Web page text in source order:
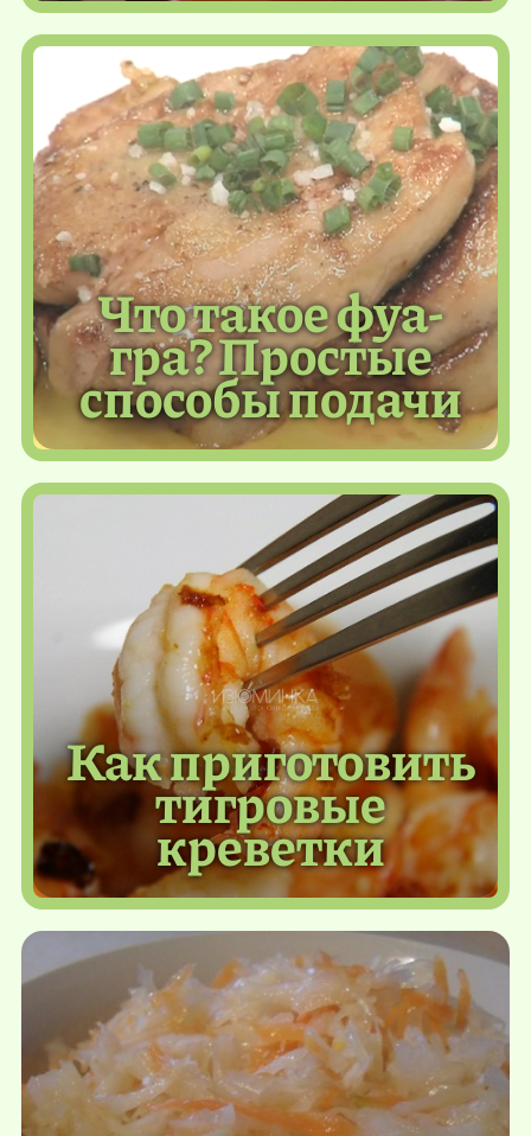
Что такое фуа-
гра? Простые
способы подачи
Как приготовить
тигровые
креветки